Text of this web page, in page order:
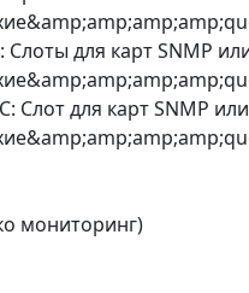
для карт SNMP
Слот для карт SNMP или
мониторинг)